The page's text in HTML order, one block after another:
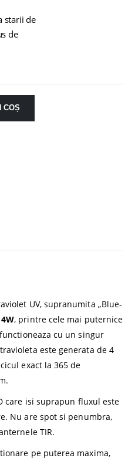
starii de
de
COȘ
UV, supranumita „Blue-
, printre cele mai puternice
cu un singur
este generata de 4
exact la 365 de
care isi suprapun fluxul este
Nu are spot si penumbra,
TIR.
pe puterea maxima,